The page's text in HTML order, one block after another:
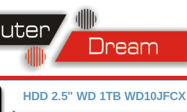
HDD 2.5" WD 1TB